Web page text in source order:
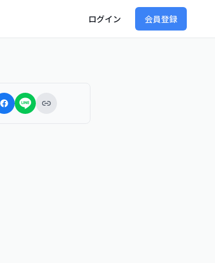
ログイン 会員登録